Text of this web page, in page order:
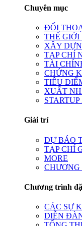
Chuyên mục
ĐỐI
THẾ GIỚI
XÂY
TẠP CHÍ
TÀI
CHỨNG
TIÊU
XUẤT
STARTUP
Giải trí
DỰ BÁO
TẠP CHÍ
MORE
Chương trình
CÁC SỰ
DIỄN